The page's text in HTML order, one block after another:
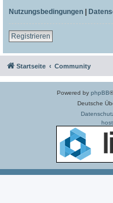
Nutzungsbedingungen |
Registrieren
Startseite Community
Powered by phpBB
Deutsche